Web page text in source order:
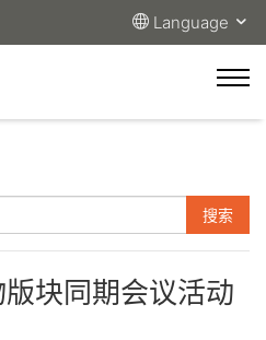
Language
块同期会议活动